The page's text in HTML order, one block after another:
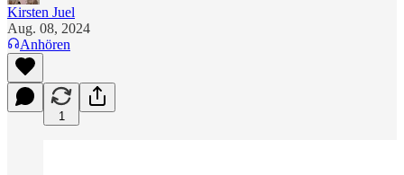
Kirsten Juel
Aug. 08, 2024
Anhören
1